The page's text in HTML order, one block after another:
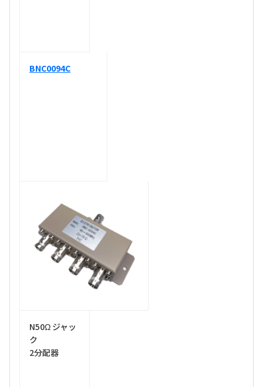
BNC0094C
N50Ω ジャッ
ク
2分配器